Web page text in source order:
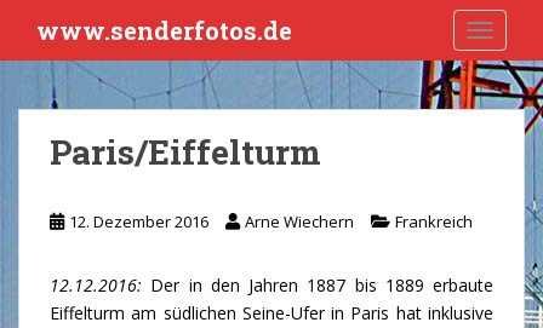
i
www.senderfotos.de
Paris/Eiffelturm
12. Dezember 2016 Arne Wiechern Frankreich
12.12.2016: Der in den Jahren 1887 bis 1889 erbaute
Eiffelturm am südlichen Seine-Ufer in Paris hat inklusive